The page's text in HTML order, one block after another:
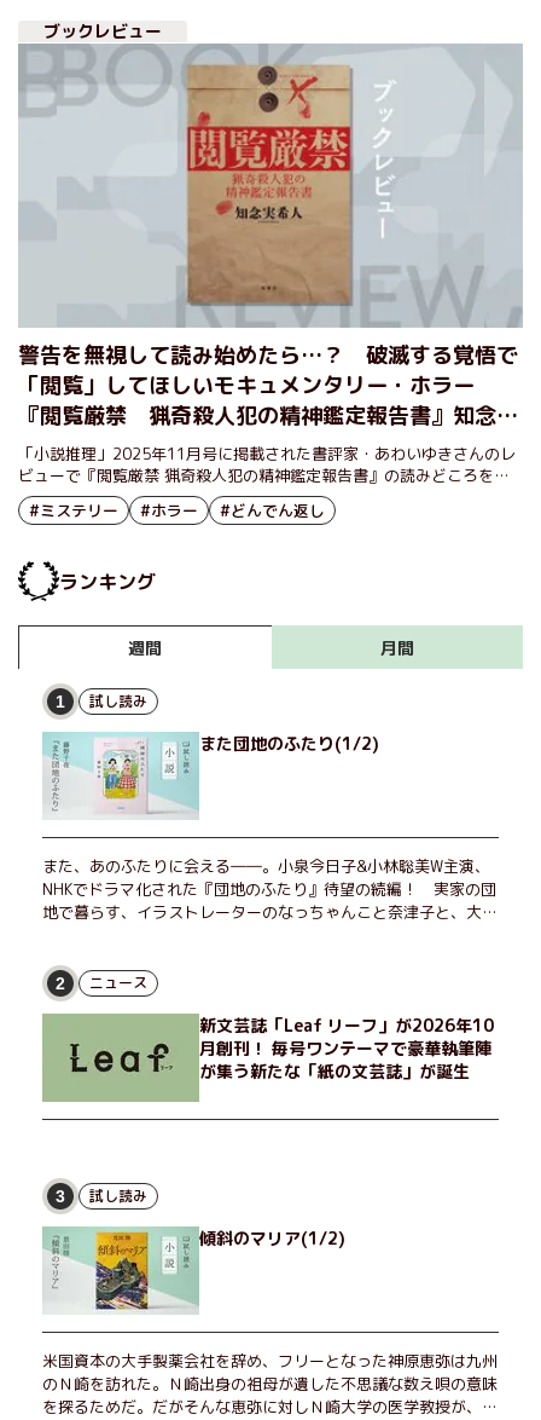
とつの大きなストーリーを形作る２冊は、それぞれ読者を物語に引きず
り込むような画期的な〝仕掛け〟がある。ホラーブームの目玉となりそ
うな野心的な作品について、知念さんにうかがった。
ブックレビュー
警告を無視して読み始めたら…？ 破滅する覚悟で
「閲覧」してほしいモキュメンタリー・ホラー
『閲覧厳禁 猟奇殺人犯の精神鑑定報告書』知念実
希人
「小説推理」2025年11月号に掲載された書評家・あわいゆきさんのレ
ビューで『閲覧厳禁 猟奇殺人犯の精神鑑定報告書』の読みどころをご
紹介します。
#ミステリー #ホラー #どんでん返し
ランキング
週間 月間
1 試し読み
また団地のふたり(1/2)
また、あのふたりに会える――。小泉今日子&小林聡美W主演、
NHKでドラマ化された『団地のふたり』待望の続編！ 実家の団
地で暮らす、イラストレーターのなっちゃんこと奈津子と、大学
げたり、部屋でふたりだけの「台湾映画祭」を催したり。50代
独身、幼なじみの変わらぬ友情とささやかな幸せの日々を描く。
2 ニュース
新文芸誌「Leaf リーフ」が2026年10
月創刊！ 毎号ワンテーマで豪華執筆陣
が集う新たな「紙の文芸誌」が誕生
3 試し読み
傾斜のマリア(1/2)
米国資本の大手製薬会社を辞め、フリーとなった神原恵弥は九州
のＮ崎を訪れた。Ｎ崎出身の祖母が遺した不思議な数え唄の意味
を探るためだ。だがそんな恵弥に対しＮ崎大学の医学教授が、米